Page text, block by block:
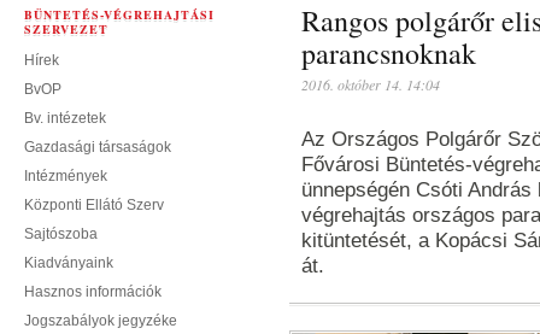
BÜNTETÉS-VÉGREHAJTÁSI
SZERVEZET
Hírek
BvOP
Bv. intézetek
Gazdasági társaságok
Intézmények
Központi Ellátó Szerv
Sajtószoba
Kiadványaink
Hasznos információk
Jogszabályok jegyzéke
Rangos polgárőr
parancsnoknak
2016. október 14. 14:04
Az Országos Polgárőr
Fővárosi Büntetés-
ünnepségén Csóti
végrehajtás országos
kitüntetését, a Kopácsi
át.